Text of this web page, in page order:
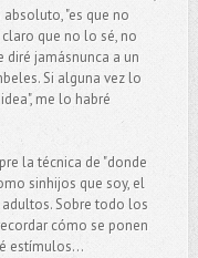
"es que no
claro que no lo sé, no
jamásnunca a un
Si alguna vez lo
me lo habré
la técnica de "donde
sinhijos que soy, el
Sobre todo los
cómo se ponen
estímulos...